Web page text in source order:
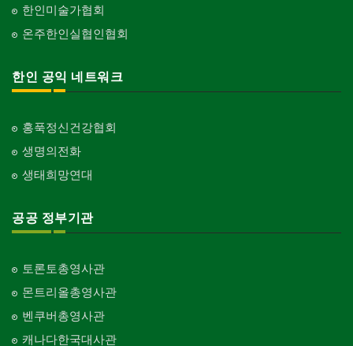
한인미술가협회
온주한인실협인협회
한인 공익 네트워크
홍푹정신건강협회
생명의전화
생태희망연대
공공 정부기관
토론토총영사관
몬트리올총영사관
벤쿠버총영사관
캐나다한국대사관